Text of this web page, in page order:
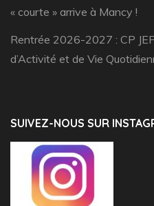
« courte » arrive à Mancy !
Rentrée 2026-2027 : CP
d’Activité et de Vie
SUIVEZ-NOUS SUR